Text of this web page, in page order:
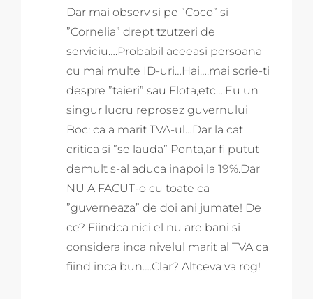
Dar mai observ si pe ”Coco” si
”Cornelia” drept tzutzeri de
serviciu….Probabil aceeasi persoana
cu mai multe ID-uri…Hai….mai scrie-ti
despre ”taieri” sau Flota,etc….Eu un
singur lucru reprosez guvernului
Boc: ca a marit TVA-ul…Dar la cat
critica si ”se lauda” Ponta,ar fi putut
demult s-al aduca inapoi la 19%.Dar
NU A FACUT-o cu toate ca
”guverneaza” de doi ani jumate! De
ce? Fiindca nici el nu are bani si
considera inca nivelul marit al TVA ca
fiind inca bun….Clar? Altceva va rog!